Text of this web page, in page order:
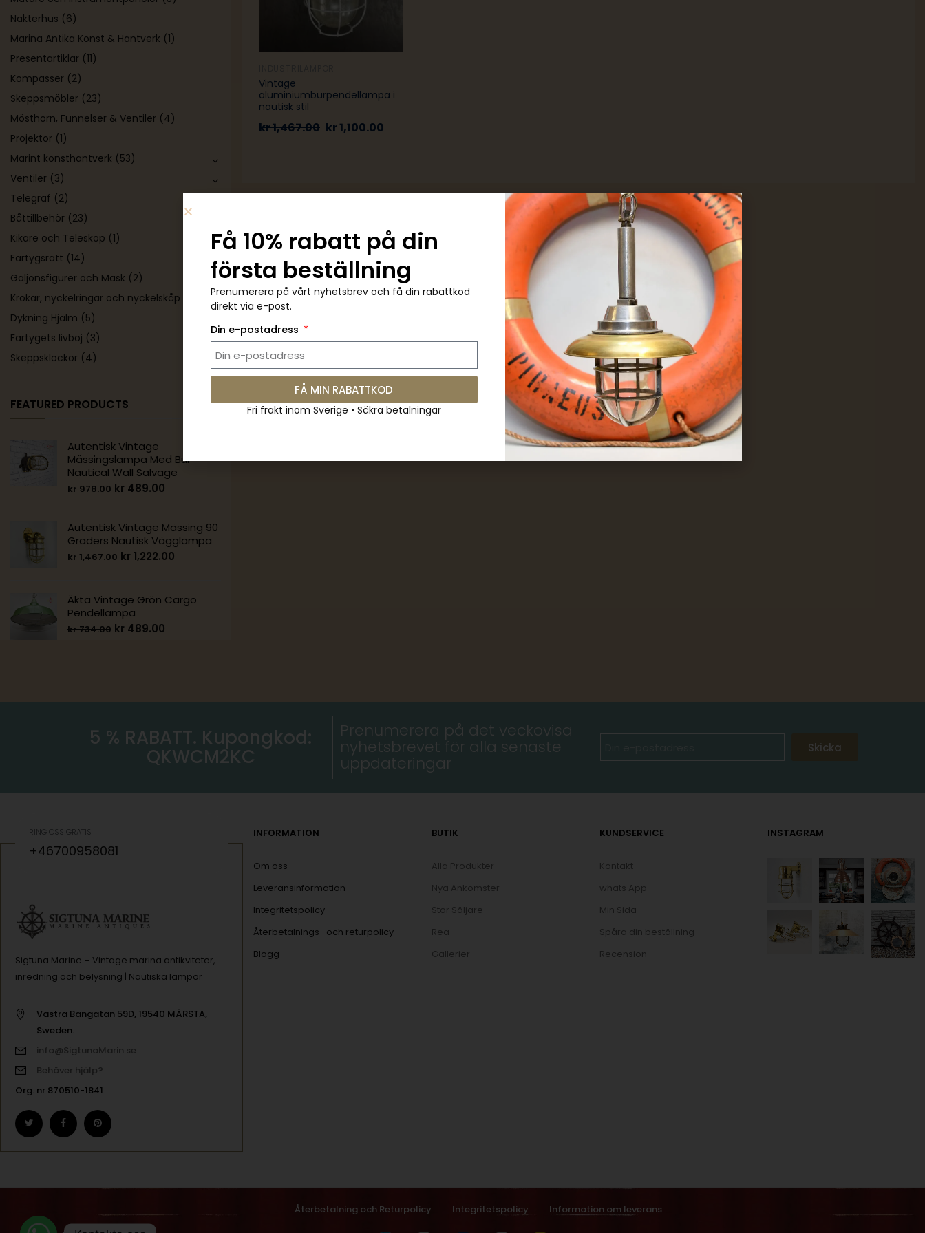
Nakterhus (6)
Marina Antika Konst & Hantverk (1)
Presentartiklar (11)
Kompasser (2)
Skeppsmöbler (23)
Mösthorn, Funnelser & Ventiler (4)
Projektor (1)
Marint konsthantverk (53)
Ventiler (3)
Telegraf (2)
Båttillbehör (23)
Kikare och Teleskop (1)
Fartygsratt (14)
Galjonsfigurer och Mask (2)
Krokar, nyckelringar och nyckelskåp
Dykning Hjälm (5)
Fartygets livboj (3)
Skeppsklockor (4)
FEATURED PRODUCTS
Autentisk Vintage
Mässingslampa Med Bur –
Nautical Wall Salvage
kr978.00 kr 489.00
Autentisk Vintage Mässing 90
Graders Nautisk Vägglampa
kr1,467.00 kr 1,222.00
Äkta Vintage Grön Cargo
Pendellampa
kr734.00 kr 489.00
Vintage
aluminiumburpendellampa i
nautisk stil
kr1,467.00 kr1,100.00
5 % RABATT. Kupongkod:
QKWCM2KC
Prenumerera på det veckovisa
nyhetsbrevet för alla senaste
uppdateringar
Skicka
RING OSS GRATIS
+46700958081
Sigtuna Marine – Vintage marina antikviteter,
inredning och belysning | Nautiska lampor
Västra Bangatan 59D, 19540 MÄRSTA,
Sweden.
info@SigtunaMarin.se
Behöver hjälp?
Org. nr 870510-1841
INFORMATION
Om oss
Leveransinformation
Integritetspolicy
Återbetalnings- och returpolicy
Blogg
BUTIK
Alla Produkter
Nya Ankomster
Stor Säljare
Rea
Gallerier
KUNDSERVICE
Kontakt
whats App
Min Sida
Spåra din beställning
Recension
INSTAGRAM
Återbetalning och Returpolicy Integritetspolicy Information om leverans
Få 10% rabatt på din
första beställning
Prenumerera på vårt nyhetsbrev och få din rabattkod
direkt via e-post.
Din e-postadress
FÅ MIN RABATTKOD
Fri frakt inom Sverige • Säkra betalningar